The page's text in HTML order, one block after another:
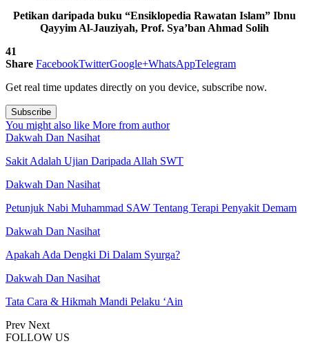
Petikan daripada buku “Ensiklopedia Rawatan Islam” Ibnu
Qayyim Al-Jauziyah, Prof. Sya’ban Ahmad Solih
41
Share FacebookTwitterGoogle+WhatsAppTelegram
Get real time updates directly on you device, subscribe now.
Subscribe
You might also like More from author
Dakwah Dan Nasihat
Sakit Adalah Ujian Daripada Allah SWT
Dakwah Dan Nasihat
Petunjuk Nabi Muhammad SAW Tentang Terapi Penyakit Demam
Dakwah Dan Nasihat
Apakah Ada Dengki Di Dalam Syurga?
Dakwah Dan Nasihat
Tata Cara & Hikmah Mandi Pelaku ‘Ain
Prev Next
FOLLOW US